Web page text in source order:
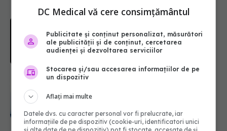
prevenite. Dr. Sorin Bogdan
(SANADOR): Au metode de
prevenție
DC Medical vă cere consimțământul
Publicitate și conținut personalizat, măsurători
ale publicității și de conținut, cercetarea
audienței și dezvoltarea serviciilor
Stocarea și/sau accesarea informațiilor de pe
un dispozitiv
Aflați mai multe
Datele dvs. cu caracter personal vor fi prelucrate, iar
informațiile de pe dispozitiv (cookie-uri, identificatori unici